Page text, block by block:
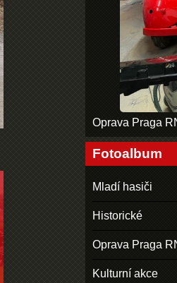
Oprava Praga
Fotoalbum
Mladí hasiči
Historické
Oprava Praga
Kulturní akce